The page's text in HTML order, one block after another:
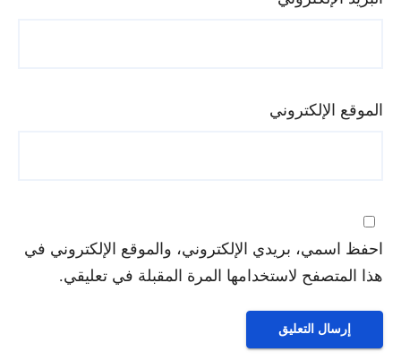
الموقع الإلكتروني
احفظ اسمي، بريدي الإلكتروني، والموقع الإلكتروني في
هذا المتصفح لاستخدامها المرة المقبلة في تعليقي.